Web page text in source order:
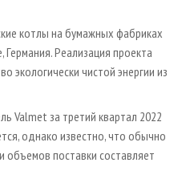
ПЛИТ
котлы на бумажных фабриках
Реализация проекта
экологически чистой энергии из
Valmet за третий квартал 2022
однако известно, что обычно
объемов поставки составляет